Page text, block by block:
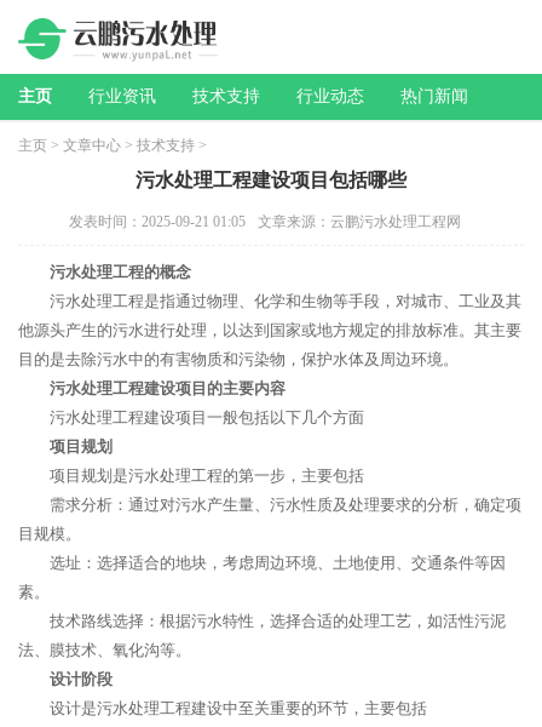
主页 行业资讯 技术支持 行业动态 热门新闻
主页 > 文章中心 > 技术支持 >
污水处理工程建设项目包括哪些
发表时间：2025-09-21 01:05 文章来源：云鹏污水处理工程网
污水处理工程的概念
污水处理工程是指通过物理、化学和生物等手段，对城市、工业及其
他源头产生的污水进行处理，以达到国家或地方规定的排放标准。其主要
目的是去除污水中的有害物质和污染物，保护水体及周边环境。
污水处理工程建设项目的主要内容
污水处理工程建设项目一般包括以下几个方面
项目规划
项目规划是污水处理工程的第一步，主要包括
需求分析：通过对污水产生量、污水性质及处理要求的分析，确定项
目规模。
选址：选择适合的地块，考虑周边环境、土地使用、交通条件等因
素。
技术路线选择：根据污水特性，选择合适的处理工艺，如活性污泥
法、膜技术、氧化沟等。
设计阶段
设计是污水处理工程建设中至关重要的环节，主要包括